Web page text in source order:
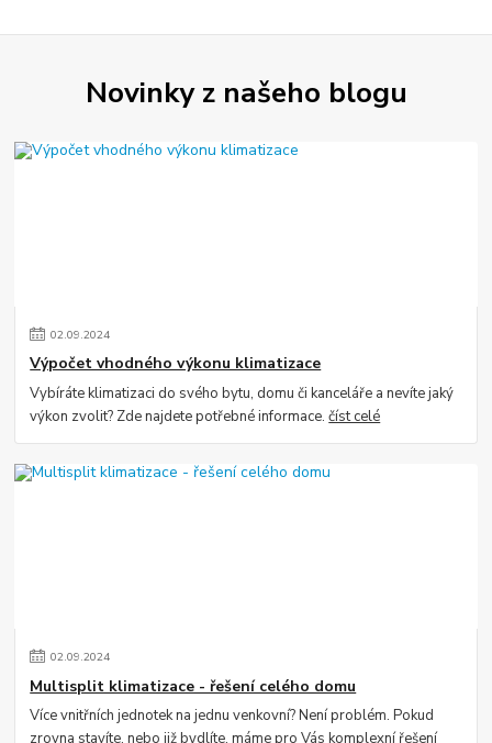
Novinky z našeho blogu
02.09.2024
Výpočet vhodného výkonu klimatizace
Vybíráte klimatizaci do svého bytu, domu či kanceláře a nevíte jaký
výkon zvolit? Zde najdete potřebné informace.číst celé
02.09.2024
Multisplit klimatizace - řešení celého domu
Více vnitřních jednotek na jednu venkovní? Není problém. Pokud